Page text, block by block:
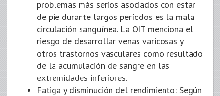
problemas más serios asociados con estar
de pie durante largos períodos es la mala
circulación sanguínea. La OIT menciona el
riesgo de desarrollar venas varicosas y
otros trastornos vasculares como resultado
de la acumulación de sangre en las
extremidades inferiores.
Fatiga y disminución del rendimiento: Según